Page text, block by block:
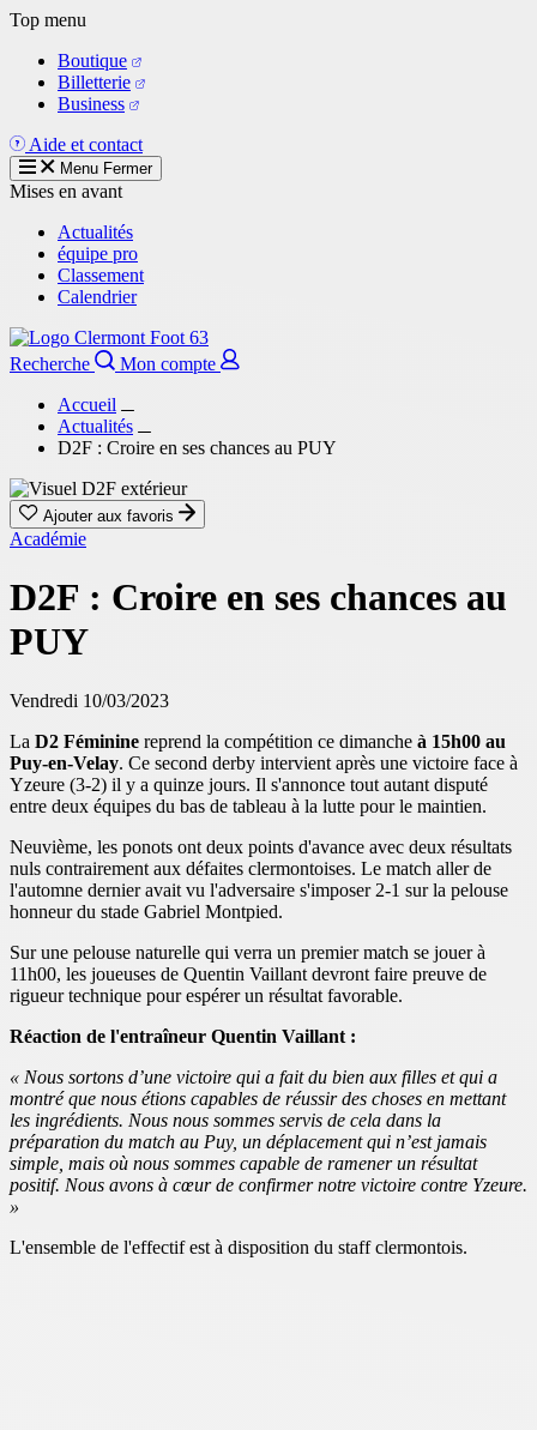
Aller
contenu
principal
Top menu
Boutique
Billetterie
Business
Aide et contact
Menu Fermer
Mises en avant
Actualités
équipe pro
Classement
Calendrier
Recherche
Mon compte
Accueil
Actualités
D2F : Croire en ses chances au PUY
Ajouter aux favoris
Académie
D2F : Croire en ses chances au
PUY
Vendredi 10/03/2023
La D2 Féminine reprend la compétition ce dimanche à 15h00 au
Puy-en-Velay. Ce second derby intervient après une victoire face à
Yzeure (3-2) il y a quinze jours. Il s'annonce tout autant disputé
entre deux équipes du bas de tableau à la lutte pour le maintien.
Neuvième, les ponots ont deux points d'avance avec deux résultats
nuls contrairement aux défaites clermontoises. Le match aller de
l'automne dernier avait vu l'adversaire s'imposer 2-1 sur la pelouse
honneur du stade Gabriel Montpied.
Sur une pelouse naturelle qui verra un premier match se jouer à
11h00, les joueuses de Quentin Vaillant devront faire preuve de
rigueur technique pour espérer un résultat favorable.
Réaction de l'entraîneur Quentin Vaillant :
« Nous sortons d’une victoire qui a fait du bien aux filles et qui a
montré que nous étions capables de réussir des choses en mettant
les ingrédients. Nous nous sommes servis de cela dans la
préparation du match au Puy, un déplacement qui n’est jamais
simple, mais où nous sommes capable de ramener un résultat
positif. Nous avons à cœur de confirmer notre victoire contre Yzeure.
»
L'ensemble de l'effectif est à disposition du staff clermontois.